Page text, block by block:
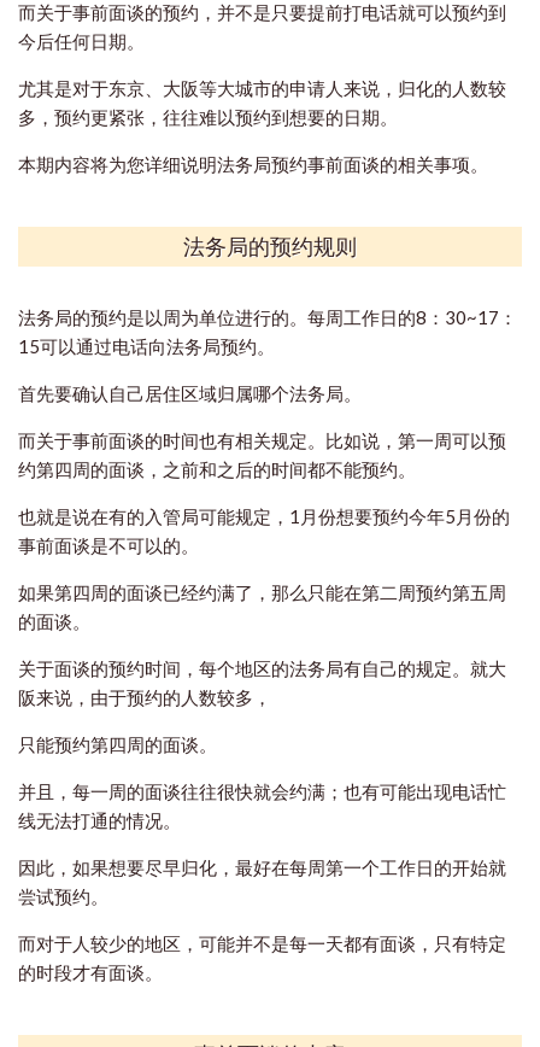
而关于事前面谈的预约，并不是只要提前打电话就可以预约到
今后任何日期。
尤其是对于东京、大阪等大城市的申请人来说，归化的人数较
多，预约更紧张，往往难以预约到想要的日期。
本期内容将为您详细说明法务局预约事前面谈的相关事项。
法务局的预约规则
法务局的预约是以周为单位进行的。每周工作日的8：30~17：
15可以通过电话向法务局预约。
首先要确认自己居住区域归属哪个法务局。
而关于事前面谈的时间也有相关规定。比如说，第一周可以预
约第四周的面谈，之前和之后的时间都不能预约。
也就是说在有的入管局可能规定，1月份想要预约今年5月份的
事前面谈是不可以的。
如果第四周的面谈已经约满了，那么只能在第二周预约第五周
的面谈。
关于面谈的预约时间，每个地区的法务局有自己的规定。就大
阪来说，由于预约的人数较多，
只能预约第四周的面谈。
并且，每一周的面谈往往很快就会约满；也有可能出现电话忙
线无法打通的情况。
因此，如果想要尽早归化，最好在每周第一个工作日的开始就
尝试预约。
而对于人较少的地区，可能并不是每一天都有面谈，只有特定
的时段才有面谈。